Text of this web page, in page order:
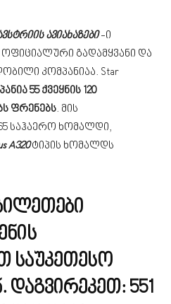
ავიახაზები-ი
გადამყვანი და
კომპანიაა. Star
55 ქვეყნის 120
ფრენებს. მის
საჰაერო ხომალდი,
A320ტიპის ხომალდს
საუკეთესო
დაგვირეკეთ: 551